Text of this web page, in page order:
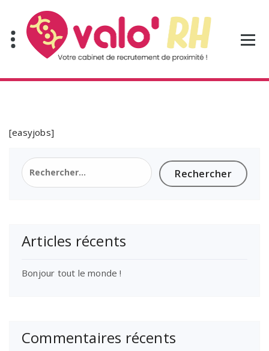
contenu
[easyjobs]
Rechercher :
Articles récents
Bonjour tout le monde !
Commentaires récents